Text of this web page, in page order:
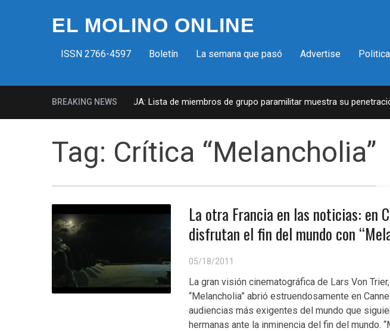
EL MOLINO ONLINE
ISSN 2766-4597 Boletín La semana que pasó Advertise
BREAKING NEWS
Milicias fascistas en EUA: Lista de miembros de grupo paramilitar muestra su penetración
Tag: Crítica “Melancholia”
La otra Francia en las noticias: en
disfrutan el fin del mundo con
05/18/2011
La gran visión cinematográfica de Lars Von
“Melancholia” abrió estruendosamente en
audiencias más exigentes del mundo que
hermanas ante la inminencia del fin del mundo.